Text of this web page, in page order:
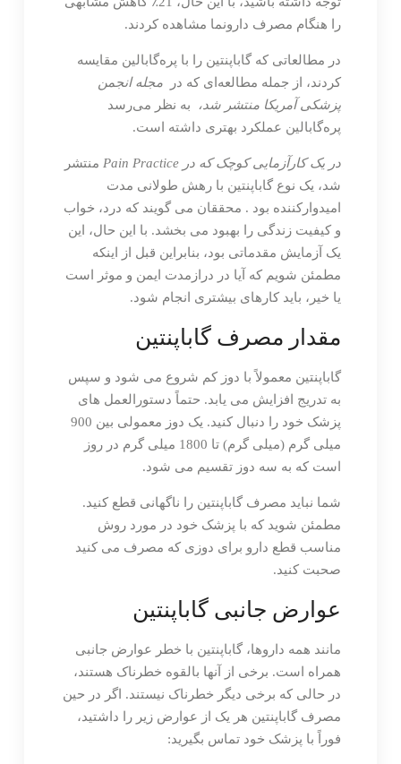
را هنگام مصرف دارونما مشاهده کردند.
در مطالعاتی که گاباپنتین را با پره‌گابالین مقایسه
کردند، از جمله مطالعه‌ای که در مجله انجمن
پزشکی آمریکا منتشر شد،
به نظر می‌رسد
پره‌گابالین عملکرد بهتری داشته است.
در یک کارآزمایی کوچک که در Pain Practice
منتشر
شد، یک نوع گاباپنتین با رهش طولانی مدت
امیدوارکننده بود . محققان می گویند که درد، خواب
و کیفیت زندگی را بهبود می بخشد. با این حال، این
یک آزمایش مقدماتی بود، بنابراین قبل از اینکه
مطمئن شویم که آیا در درازمدت ایمن و موثر است
یا خیر، باید کارهای بیشتری انجام شود.
مقدار مصرف گاباپنتین
گاباپنتین معمولاً با دوز کم شروع می شود و سپس
به تدریج افزایش می یابد. حتماً دستورالعمل های
پزشک خود را دنبال کنید. یک دوز معمولی بین 900
میلی گرم (میلی گرم) تا 1800 میلی گرم در روز
است که به سه دوز تقسیم می شود.
شما نباید مصرف گاباپنتین را ناگهانی قطع کنید.
مطمئن شوید که با پزشک خود در مورد روش
مناسب قطع دارو برای دوزی که مصرف می کنید
صحبت کنید.
عوارض جانبی گاباپنتین
مانند همه داروها، گاباپنتین با خطر عوارض جانبی
همراه است. برخی از آنها بالقوه خطرناک هستند،
در حالی که برخی دیگر خطرناک نیستند. اگر در حین
مصرف گاباپنتین هر یک از عوارض زیر را داشتید،
فوراً با پزشک خود تماس بگیرید: